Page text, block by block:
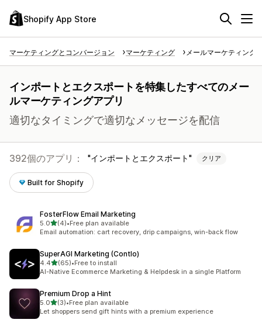
Shopify App Store
マーケティングとコンバージョン マーケティング メールマーケティング
インポートとエクスポートを特集したすべてのメー
ルマーケティングアプリ
適切なタイミングで適切なメッセージを配信
392個のアプリ： インポートとエクスポート クリア
Built for Shopify
FosterFlow Email Marketing
5.05つ星中
(4)
合計レビュー数：4件
•Free plan available
Email automation: cart recovery, drip campaigns, win-back flow
SuperAGI Marketing (Contlo)
4.45つ星中
(65)
合計レビュー数：65件
•Free to install
AI-Native Ecommerce Marketing & Helpdesk in a single Platform
Premium Drop a Hint
5.05つ星中
(3)
合計レビュー数：3件
•Free plan available
Let shoppers send gift hints with a premium experience